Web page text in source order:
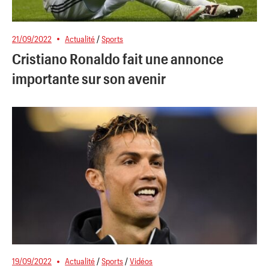
21/09/2022 Actualité /Sports
Cristiano Ronaldo fait une annonce
importante sur son avenir
19/09/2022 Actualité/Sports/Vidéos